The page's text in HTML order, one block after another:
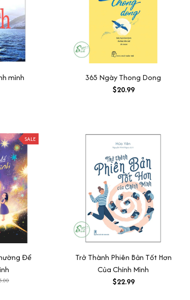
mình
365 Ngày Thong Dong
$20.99
SALE
Để
Trở Thành Phiên Bản Tốt Hơn
Của Chính Mình
$22.99